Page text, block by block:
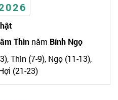
Thìn năm Bính Ngọ
Thìn (7-9), Ngọ (11-13),
(21-23)